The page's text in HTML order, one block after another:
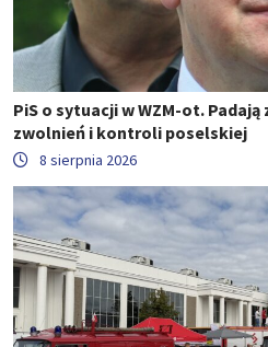
PiS o sytuacji w WZM-ot.
zwolnień i kontroli poselskiej
8 sierpnia 2026